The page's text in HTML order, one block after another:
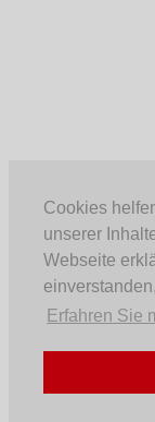
Cookies
unserer
Webseite
Erfahren Sie